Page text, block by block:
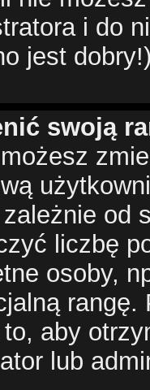
i do
jest
swoją
od
liczbę
osoby,
aby
lub